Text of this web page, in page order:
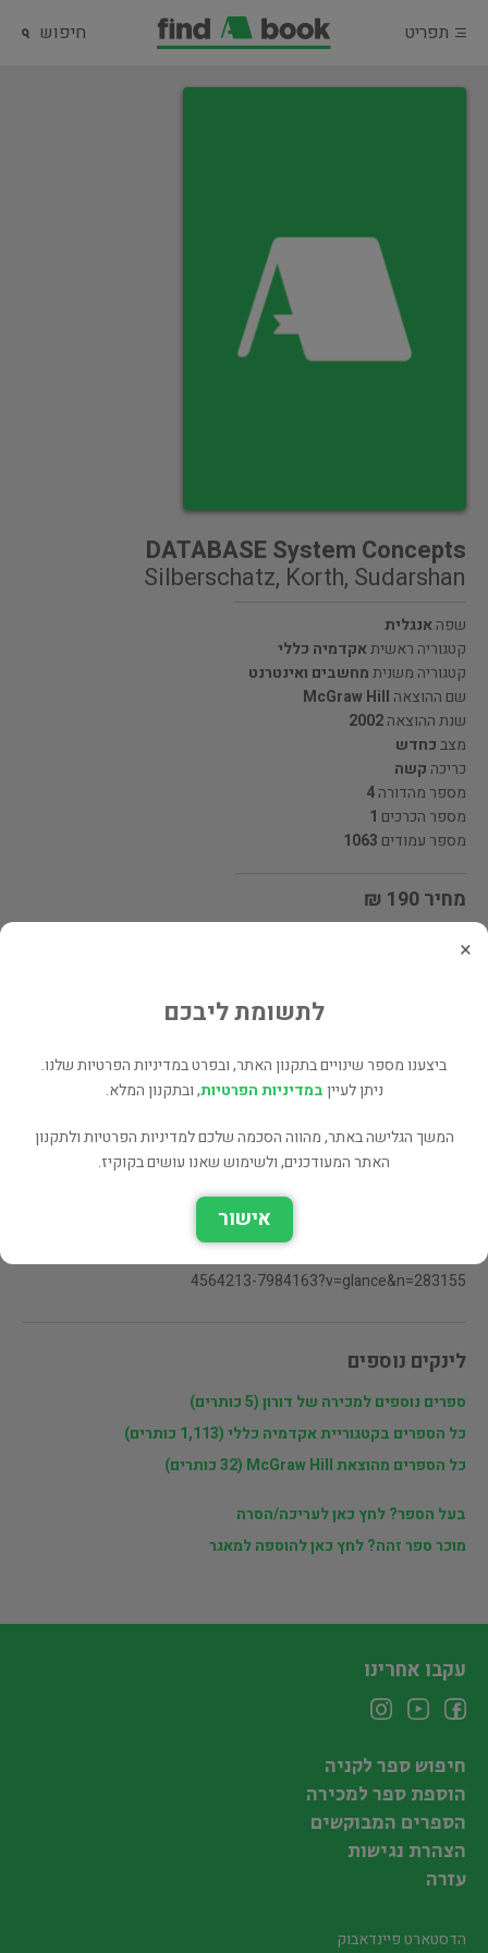
תפריט חיפוש
DATABASE System Concepts
Silberschatz, Korth, Sudarshan
שפהאנגלית
קטגוריה ראשיתאקדמיה כללי
קטגוריה משניתמחשבים ואינטרנט
שם ההוצאה McGraw Hill
שנת ההוצאה2002
מצבכחדש
כריכה קשה
מספר מהדורה4
מספר הכרכים 1
מספר עמודים 1063
מחיר 190 ₪
פרטי המוכר
הספר חדש לגמרי (לא היה בשימוש) מכסה היטב כל מה שקשור במסדי
נתונים (SQL, OLAP, ...). פרטים נוספים ב-
4564213-7984163?v=glance&n=283155
לינקים נוספים
ספרים נוספים למכירה של דורון (5 כותרים)
כל הספרים בקטגוריית אקדמיה כללי (1,113 כותרים)
כל הספרים מהוצאת McGraw Hill (32 כותרים)
בעל הספר? לחץ כאן לעריכה/הסרה
מוכר ספר זהה? לחץ כאן להוספה למאגר
×
לתשומת ליבכם
ביצענו מספר שינויים בתקנון האתר, ובפרט במדיניות הפרטיות שלנו.
ניתן לעייןבמדיניות הפרטיות, ובתקנון המלא.
המשך הגלישה באתר, מהווה הסכמה שלכם למדיניות הפרטיות ולתקנון
האתר המעודכנים, ולשימוש שאנו עושים בקוקיז.
אישור
עקבו אחרינו
חיפוש ספר לקניה
הוספת ספר למכירה
הספרים המבוקשים
הצהרת נגישות
עזרה
הדסטארט פיינדאבוק